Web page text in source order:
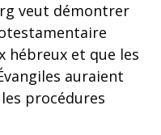
veut démontrer
hébreux et que les
auraient
procédures